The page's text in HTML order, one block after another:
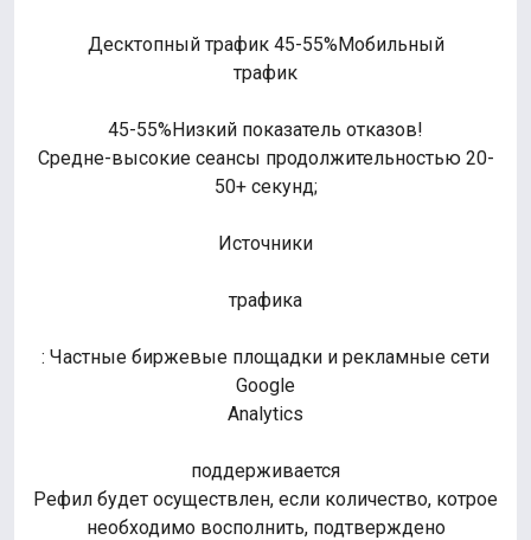
Десктопный трафик 45-55%Мобильный
трафик
45-55%Низкий показатель отказов!
Средне-высокие сеансы продолжительностью 20-
50+ секунд;
Источники
трафика
: Частные биржевые площадки и рекламные сети
Google
Analytics
поддерживается
Рефил будет осуществлен, если количество, котрое
необходимо восполнить, подтверждено